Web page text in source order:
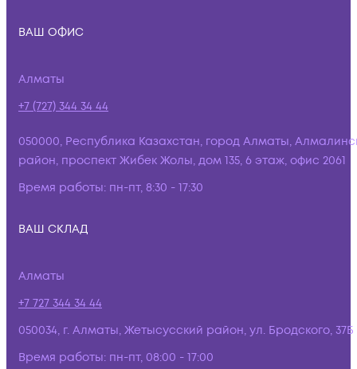
ВАШ ОФИС
Алматы
+7 (727) 344 34 44
050000, Республика Казахстан, город Алматы,
район, проспект Жибек Жолы, дом 135, 6 этаж, офис 2061
Время работы: пн-пт, 8:30 - 17:30
ВАШ СКЛАД
Алматы
+7 727 344 34 44
050034, г. Алматы, Жетысусский район, ул. Бродского, 37Б
Время работы: пн-пт, 08:00 - 17:00